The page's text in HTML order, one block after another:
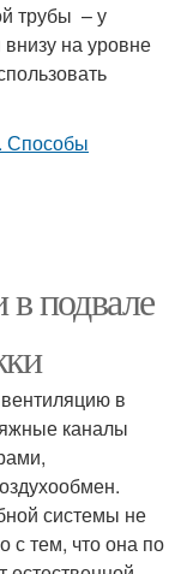
трубы – у
на уровне
подвале
в
каналы
системы не
с тем, что она по